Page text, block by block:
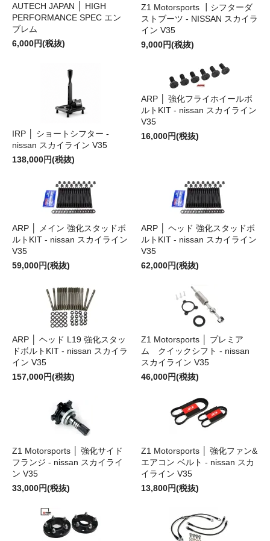
AUTECH JAPAN │ HIGH
PERFORMANCE SPEC エン
ブレム
6,000円(税抜)
Z1 Motorsports ┃シフターダ
ストブーツ - NISSAN スカイラ
イン V35
9,000円(税抜)
IRP │ ショートシフター -
nissan スカイライン V35
138,000円(税抜)
ARP │ 強化フライホイールボ
ルトKIT - nissan スカイライン
V35
16,000円(税抜)
ARP │ メイン 強化スタッドボ
ルトKIT - nissan スカイライン
V35
59,000円(税抜)
ARP │ ヘッド 強化スタッドボ
ルトKIT - nissan スカイライン
V35
62,000円(税抜)
ARP │ ヘッド L19 強化スタッ
ドボルトKIT - nissan スカイラ
イン V35
157,000円(税抜)
Z1 Motorsports │ プレミア
ム クイックシフト - nissan
スカイライン V35
46,000円(税抜)
Z1 Motorsports │ 強化サイド
フランジ - nissan スカイライ
ン V35
33,000円(税抜)
Z1 Motorsports │ 強化ファン&
エアコン ベルト - nissan スカ
イライン V35
13,800円(税抜)